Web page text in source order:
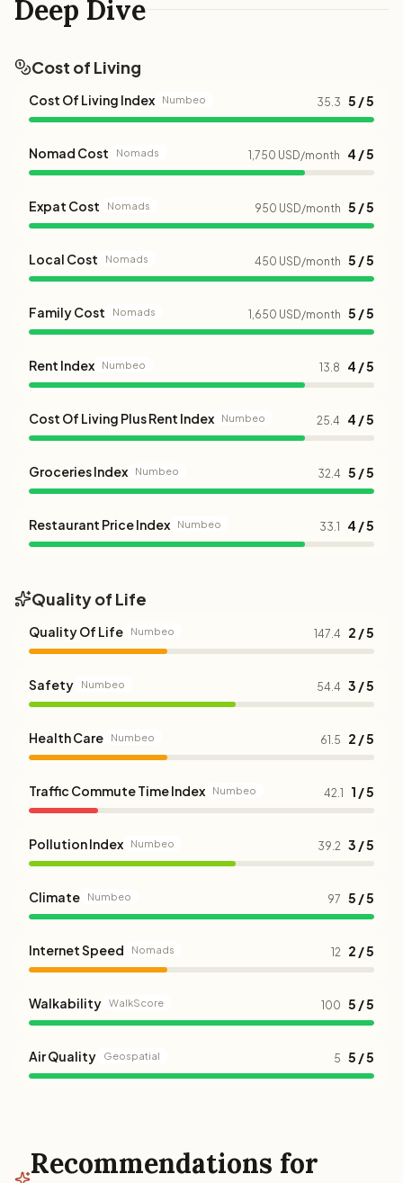
Deep Dive
Cost of Living
Cost Of Living Index Numbeo 35.3 5 / 5
Nomad Cost Nomads 1,750 USD/month 4 / 5
Expat Cost Nomads 950 USD/month 5 / 5
Local Cost Nomads 450 USD/month 5 / 5
Family Cost Nomads 1,650 USD/month 5 / 5
Rent Index Numbeo 13.8 4 / 5
Cost Of Living Plus Rent Index Numbeo 25.4 4 / 5
Groceries Index Numbeo 32.4 5 / 5
Restaurant Price Index Numbeo 33.1 4 / 5
Quality of Life
Quality Of Life Numbeo 147.4 2 / 5
Safety Numbeo 54.4 3 / 5
Health Care Numbeo 61.5 2 / 5
Traffic Commute Time Index Numbeo 42.1 1 / 5
Pollution Index Numbeo 39.2 3 / 5
Climate Numbeo 97 5 / 5
Internet Speed Nomads 12 2 / 5
Walkability WalkScore 100 5 / 5
Air Quality Geospatial 5 5 / 5
Recommendations for